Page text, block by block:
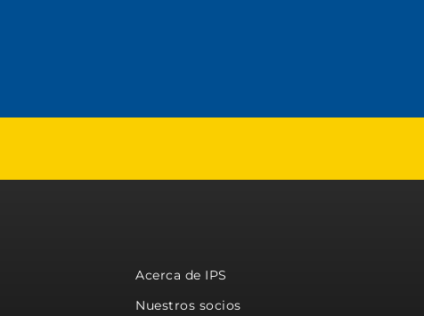
Acerca de IPS
Nuestros socios